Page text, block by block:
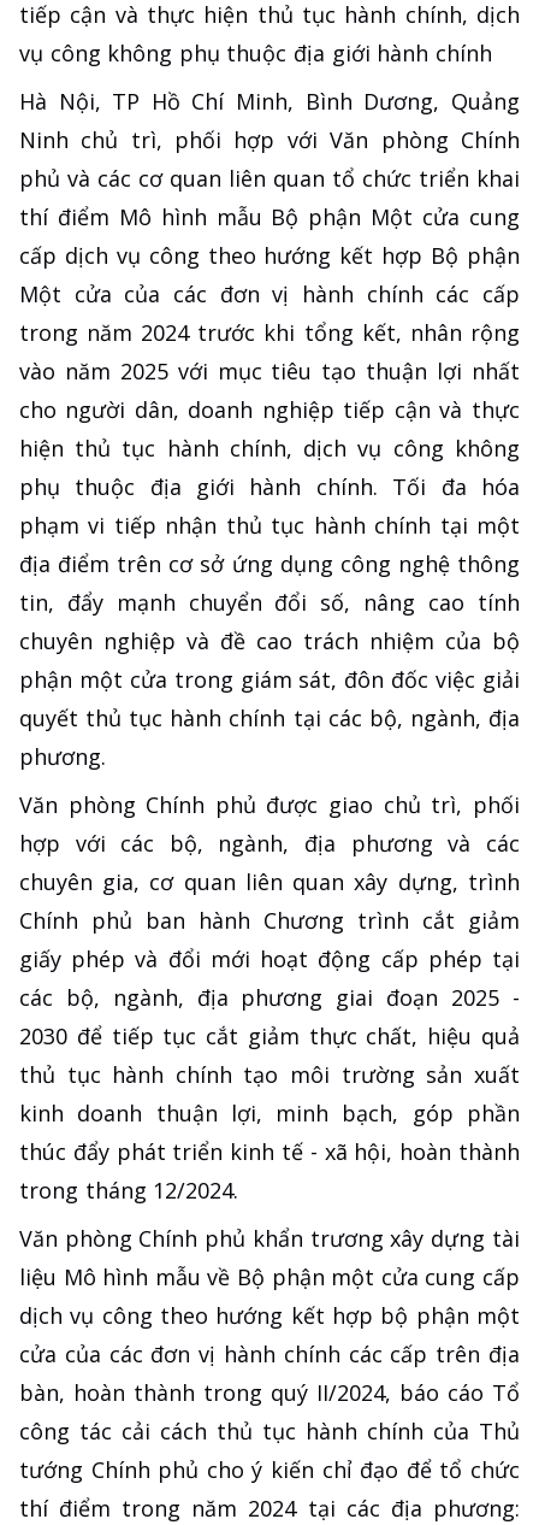
tiếp cận và thực hiện thủ tục hành chính, dịch
vụ công không phụ thuộc địa giới hành chính
Hà Nội, TP Hồ Chí Minh, Bình Dương, Quảng
Ninh chủ trì, phối hợp với Văn phòng Chính
phủ và các cơ quan liên quan tổ chức triển khai
thí điểm Mô hình mẫu Bộ phận Một cửa cung
cấp dịch vụ công theo hướng kết hợp Bộ phận
Một cửa của các đơn vị hành chính các cấp
trong năm 2024 trước khi tổng kết, nhân rộng
vào năm 2025 với mục tiêu tạo thuận lợi nhất
cho người dân, doanh nghiệp tiếp cận và thực
hiện thủ tục hành chính, dịch vụ công không
phụ thuộc địa giới hành chính. Tối đa hóa
phạm vi tiếp nhận thủ tục hành chính tại một
địa điểm trên cơ sở ứng dụng công nghệ thông
tin, đẩy mạnh chuyển đổi số, nâng cao tính
chuyên nghiệp và đề cao trách nhiệm của bộ
phận một cửa trong giám sát, đôn đốc việc giải
quyết thủ tục hành chính tại các bộ, ngành, địa
phương.
Văn phòng Chính phủ được giao chủ trì, phối
hợp với các bộ, ngành, địa phương và các
chuyên gia, cơ quan liên quan xây dựng, trình
Chính phủ ban hành Chương trình cắt giảm
giấy phép và đổi mới hoạt động cấp phép tại
các bộ, ngành, địa phương giai đoạn 2025 -
2030 để tiếp tục cắt giảm thực chất, hiệu quả
thủ tục hành chính tạo môi trường sản xuất
kinh doanh thuận lợi, minh bạch, góp phần
thúc đẩy phát triển kinh tế - xã hội, hoàn thành
trong tháng 12/2024.
Văn phòng Chính phủ khẩn trương xây dựng tài
liệu Mô hình mẫu về Bộ phận một cửa cung cấp
dịch vụ công theo hướng kết hợp bộ phận một
cửa của các đơn vị hành chính các cấp trên địa
bàn, hoàn thành trong quý II/2024, báo cáo Tổ
công tác cải cách thủ tục hành chính của Thủ
tướng Chính phủ cho ý kiến chỉ đạo để tổ chức
thí điểm trong năm 2024 tại các địa phương: